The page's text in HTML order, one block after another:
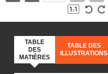
TABLE
DES
MATIÈRES
TABLE DES
ILLUSTRATIONS